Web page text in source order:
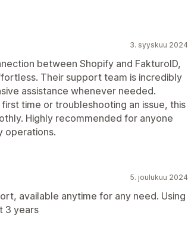
3. syyskuu 2024
between Shopify and FakturoID,
Their support team is incredibly
assistance whenever needed.
time or troubleshooting an issue, this
Highly recommended for anyone
operations.
5. joulukuu 2024
available anytime for any need. Using
3 years